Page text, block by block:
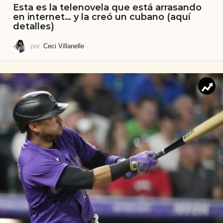
Esta es la telenovela que está arrasando
en internet… y la creó un cubano (aquí
detalles)
por Ceci Villanelle